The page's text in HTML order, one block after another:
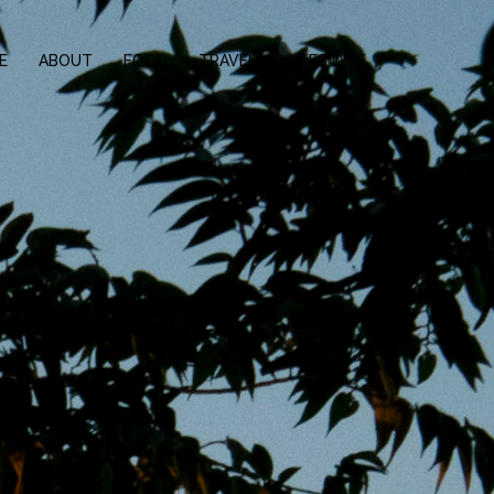
ABOUT FOOD TRAVEL LIFESTYLE